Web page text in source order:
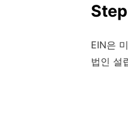
EIN은
법인 설